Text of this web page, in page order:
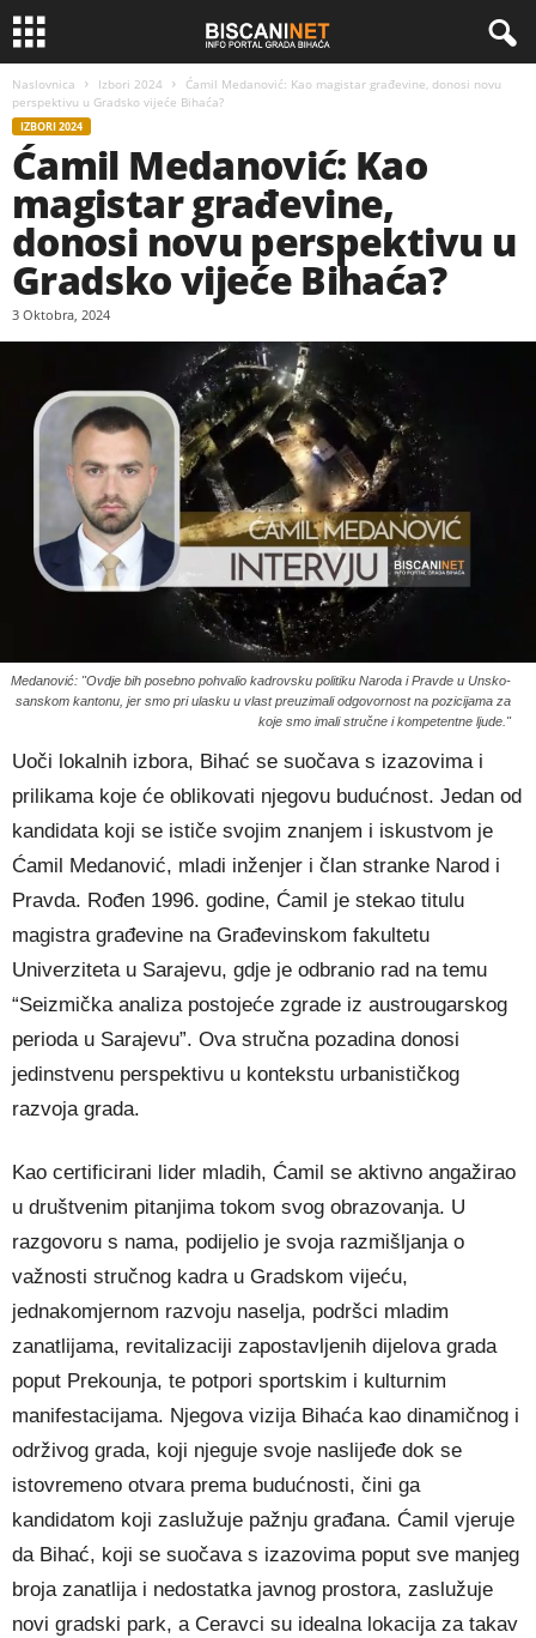
Naslovnica Izbori 2024
Ćamil Medanović: Kao magistar građevine, donosi novu
perspektivu u Gradsko vijeće Bihaća?
IZBORI 2024
Ćamil Medanović: Kao
magistar građevine,
donosi novu perspektivu u
Gradsko vijeće Bihaća?
3 Oktobra, 2024
Medanović: "Ovdje bih posebno pohvalio kadrovsku politiku Naroda i Pravde u Unsko-
sanskom kantonu, jer smo pri ulasku u vlast preuzimali odgovornost na pozicijama za
koje smo imali stručne i kompetentne ljude."
Uoči lokalnih izbora, Bihać se suočava s izazovima i
prilikama koje će oblikovati njegovu budućnost. Jedan od
kandidata koji se ističe svojim znanjem i iskustvom je
Ćamil Medanović, mladi inženjer i član stranke Narod i
Pravda. Rođen 1996. godine, Ćamil je stekao titulu
magistra građevine na Građevinskom fakultetu
Univerziteta u Sarajevu, gdje je odbranio rad na temu
“Seizmička analiza postojeće zgrade iz austrougarskog
perioda u Sarajevu”. Ova stručna pozadina donosi
jedinstvenu perspektivu u kontekstu urbanističkog
razvoja grada.
Kao certificirani lider mladih, Ćamil se aktivno angažirao
u društvenim pitanjima tokom svog obrazovanja. U
razgovoru s nama, podijelio je svoja razmišljanja o
važnosti stručnog kadra u Gradskom vijeću,
jednakomjernom razvoju naselja, podršci mladim
zanatlijama, revitalizaciji zapostavljenih dijelova grada
poput Prekounja, te potpori sportskim i kulturnim
manifestacijama. Njegova vizija Bihaća kao dinamičnog i
održivog grada, koji njeguje svoje naslijeđe dok se
istovremeno otvara prema budućnosti, čini ga
kandidatom koji zaslužuje pažnju građana. Ćamil vjeruje
da Bihać, koji se suočava s izazovima poput sve manjeg
broja zanatlija i nedostatka javnog prostora, zaslužuje
novi gradski park, a Ceravci su idealna lokacija za takav